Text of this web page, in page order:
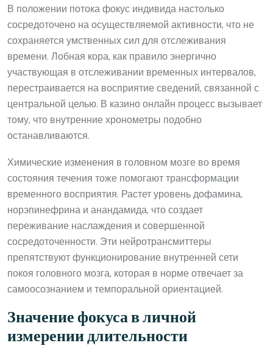
В положении потока фокус индивида настолько
сосредоточено на осуществляемой активности, что не
сохраняется умственных сил для отслеживания
времени. Лобная кора, как правило энергично
участвующая в отслеживании временных интервалов,
перестраивается на восприятие сведений, связанной с
центральной целью. В казино онлайн процесс вызывает
тому, что внутренние хронометры подобно
останавливаются.
Химические изменения в головном мозге во время
состояния течения тоже помогают трансформации
временного восприятия. Растет уровень дофамина,
норэпинефрина и анандамида, что создает
переживание наслаждения и совершенной
сосредоточенности. Эти нейротрансмиттеры
препятствуют функционирование внутренней сети
покоя головного мозга, которая в норме отвечает за
самоосознанием и темпоральной ориентацией.
Значение фокуса в личной
измерении длительности